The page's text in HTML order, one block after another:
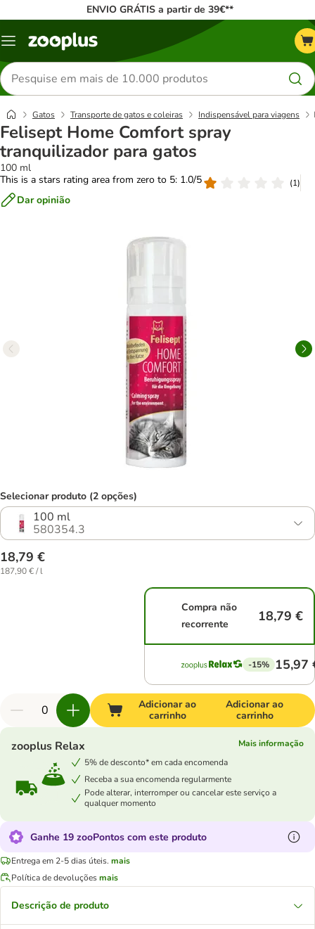
ENVIO GRÁTIS a partir de 39€**
Menu
Pesquisar
produtos
Gatos Transporte de gatos e coleiras Indispensável para viagens
Felisept Home Comfort spray
tranquilizador para gatos
100 ml
This is a stars rating area from zero to 5: 1.0/5
(1)
Dar opinião
Selecionar produto (2 opções)
100 ml
580354.3
18,79 €
187,90 € / l
Compra não
recorrente
18,79 €
-15% 15,97
Adicionar ao
carrinho
Adicionar ao
carrinho
zooplus Relax
Mais informação
5% de desconto* em cada encomenda
Receba a sua encomenda regularmente
Pode alterar, interromper ou cancelar este serviço a
qualquer momento
Ganhe 19 zooPontos com este produto
Entrega em 2-5 dias úteis. mais
Política de devoluçõesmais
Descrição de produto